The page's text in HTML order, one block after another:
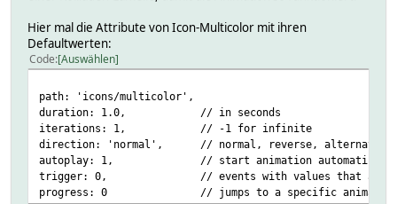
Hier mal die Attribute von Icon-Multicolor mit ihren
Defaultwerten:
Code Auswählen
path: 'icons/multicolor',
duration: 1.0, // in seconds
iterations: 1, // -1 for infinite
direction: 'normal', // normal, reverse, alternate,
autoplay: 1, // start animation automatically
trigger: 0, // events with values that are
progress: 0 // jumps to a specific animation frame